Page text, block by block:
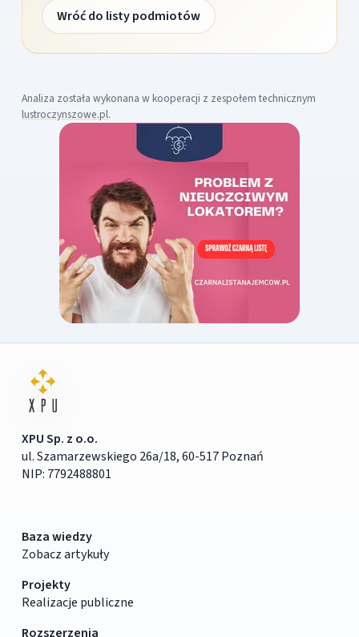
Wróć do listy podmiotów
Analiza została wykonana w kooperacji z zespołem technicznym
lustroczynszowe.pl.
XPU Sp. z o.o.
ul. Szamarzewskiego 26a/18, 60-517 Poznań
NIP: 7792488801
Baza wiedzy
Zobacz artykuły
Projekty
Realizacje publiczne
Rozszerzenia